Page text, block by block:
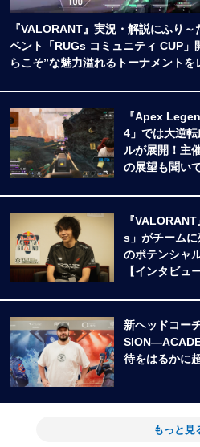
『VALORANT』実況・解説にふり
ベント「RUGs コミュニティ CUP」
らこそ”な魅力溢れるトーナメントを
『Apex
4」では大逆
ルが展開！主
の展望も聞い
『
s」がチーム
のポテンシャ
【インタビュー
新ヘッドコー
待をはるかに
もっと見